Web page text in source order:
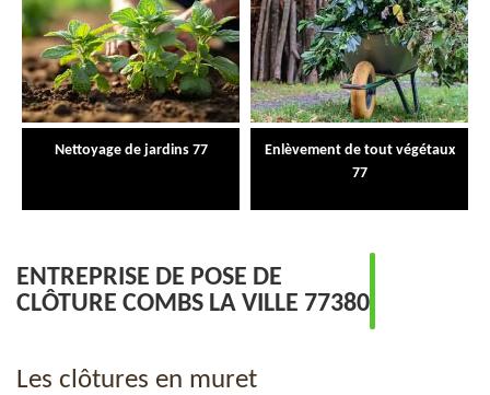
Nettoyage de jardins 77
Enlèvement de tout végétaux
77
ENTREPRISE DE POSE DE
CLÔTURE COMBS LA VILLE 77380
Les clôtures en muret